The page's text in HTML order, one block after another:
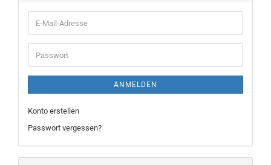
E-
Mail-
Adresse
Passwort
ANMELDEN
Konto erstellen
Passwort vergessen?